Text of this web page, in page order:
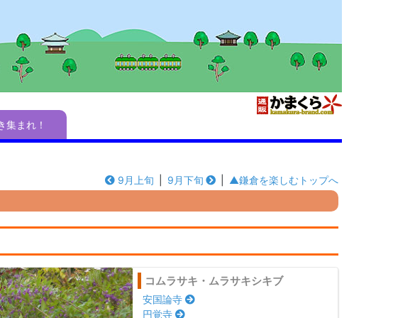
集まれ！
9月上旬 9月下旬 ▲鎌倉を楽しむトップへ
コムラサキ・ムラサキシキブ
安国論寺
円覚寺